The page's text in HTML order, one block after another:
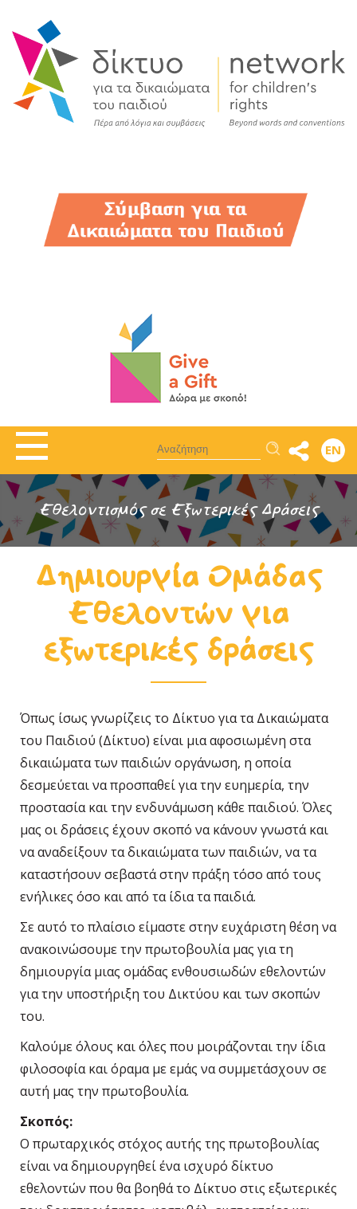
Αναζήτηση EN
Εθελοντισμός σε Εξωτερικές Δράσεις
Δημιουργία Ομάδας
Εθελοντών για
εξωτερικές δράσεις
Όπως ίσως γνωρίζεις το Δίκτυο για τα Δικαιώματα
του Παιδιού (Δίκτυο) είναι μια αφοσιωμένη στα
δικαιώματα των παιδιών οργάνωση, η οποία
δεσμεύεται να προσπαθεί για την ευημερία, την
προστασία και την ενδυνάμωση κάθε παιδιού. Όλες
μας οι δράσεις έχουν σκοπό να κάνουν γνωστά και
να αναδείξουν τα δικαιώματα των παιδιών, να τα
καταστήσουν σεβαστά στην πράξη τόσο από τους
ενήλικες όσο και από τα ίδια τα παιδιά.
Σε αυτό το πλαίσιο είμαστε στην ευχάριστη θέση να
ανακοινώσουμε την πρωτοβουλία μας για τη
δημιουργία μιας ομάδας ενθουσιωδών εθελοντών
για την υποστήριξη του Δικτύου και των σκοπών
του.
Καλούμε όλους και όλες που μοιράζονται την ίδια
φιλοσοφία και όραμα με εμάς να συμμετάσχουν σε
αυτή μας την πρωτοβουλία.
Σκοπός:
Ο πρωταρχικός στόχος αυτής της πρωτοβουλίας
είναι να δημιουργηθεί ένα ισχυρό δίκτυο
εθελοντών που θα βοηθά το Δίκτυο στις εξωτερικές